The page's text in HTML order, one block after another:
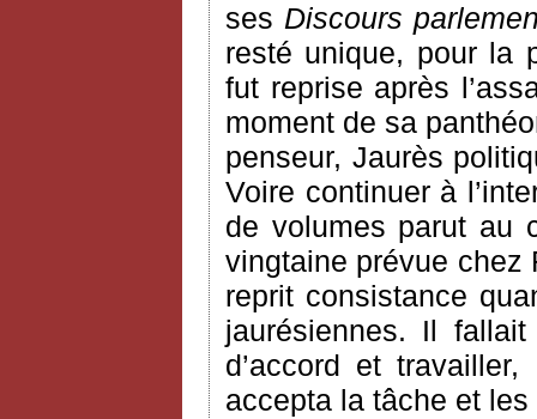
ses Discours
resté unique, pour la
fut reprise après
moment de sa
penseur, Jaurès
Voire continuer à
de volumes parut au
vingtaine prévue chez
reprit consistance
jaurésiennes. Il
d’accord et
accepta la tâche et